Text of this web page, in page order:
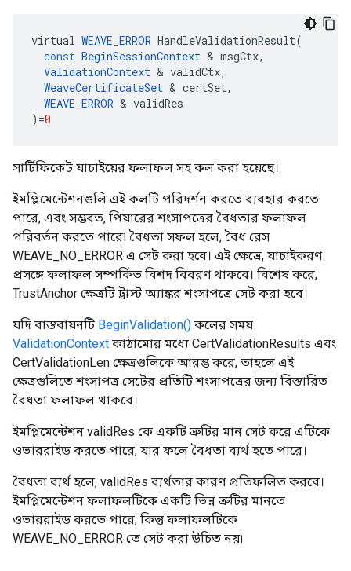
virtual WEAVE_ERROR HandleValidationResult(
const BeginSessionContext & msgCtx,
ValidationContext & validCtx,
WeaveCertificateSet & certSet,
WEAVE_ERROR & validRes
) =0
সার্টিফিকেট যাচাইয়ের ফলাফল সহ কল ​​করা হয়েছে।
ইমপ্লিমেন্টেশনগুলি এই কলটি পরিদর্শন করতে ব্যবহার করতে
পারে, এবং সম্ভবত, পিয়ারের শংসাপত্রের বৈধতার ফলাফল
পরিবর্তন করতে পারে৷ বৈধতা সফল হলে, বৈধ রেস
WEAVE_NO_ERROR এ সেট করা হবে। এই ক্ষেত্রে, যাচাইকরণ
প্রসঙ্গে ফলাফল সম্পর্কিত বিশদ বিবরণ থাকবে। বিশেষ করে,
TrustAnchor ক্ষেত্রটি ট্রাস্ট অ্যাঙ্কর শংসাপত্রে সেট করা হবে।
যদি বাস্তবায়নটি BeginValidation() কলের সময়
ValidationContext কাঠামোর মধ্যে CertValidationResults এবং
CertValidationLen ক্ষেত্রগুলিকে আরম্ভ করে, তাহলে এই
ক্ষেত্রগুলিতে শংসাপত্র সেটের প্রতিটি শংসাপত্রের জন্য বিস্তারিত
বৈধতা ফলাফল থাকবে।
ইমপ্লিমেন্টেশন validRes কে একটি ত্রুটির মান সেট করে এটিকে
ওভাররাইড করতে পারে, যার ফলে বৈধতা ব্যর্থ হতে পারে।
বৈধতা ব্যর্থ হলে, validRes ব্যর্থতার কারণ প্রতিফলিত করবে।
ইমপ্লিমেন্টেশন ফলাফলটিকে একটি ভিন্ন ত্রুটির মানতে
ওভাররাইড করতে পারে, কিন্তু ফলাফলটিকে
WEAVE_NO_ERROR তে সেট করা উচিত নয়৷